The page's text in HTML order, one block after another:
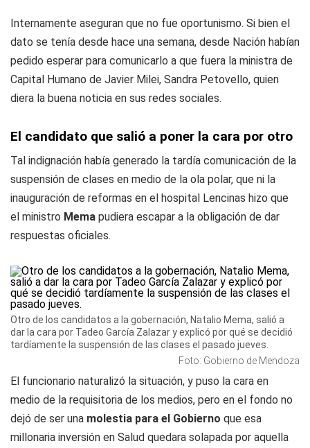
Internamente aseguran que no fue oportunismo. Si bien el
dato se tenía desde hace una semana, desde Nación habían
pedido esperar para comunicarlo a que fuera la ministra de
Capital Humano de Javier Milei, Sandra Petovello, quien
diera la buena noticia en sus redes sociales.
El candidato que salió a poner la cara por otro
Tal indignación había generado la tardía comunicación de la
suspensión de clases en medio de la ola polar, que ni la
inauguración de reformas en el hospital Lencinas hizo que
el ministro Mema pudiera escapar a la obligación de dar
respuestas oficiales.
Otro de los candidatos a la gobernación, Natalio Mema, salió a
dar la cara por Tadeo García Zalazar y explicó por qué se decidió
tardíamente la suspensión de las clases el pasado jueves.
Foto: Gobierno de Mendoza
El funcionario naturalizó la situación, y puso la cara en
medio de la requisitoria de los medios, pero en el fondo no
dejó de ser una molestia para el Gobierno que esa
millonaria inversión en Salud quedara solapada por aquella